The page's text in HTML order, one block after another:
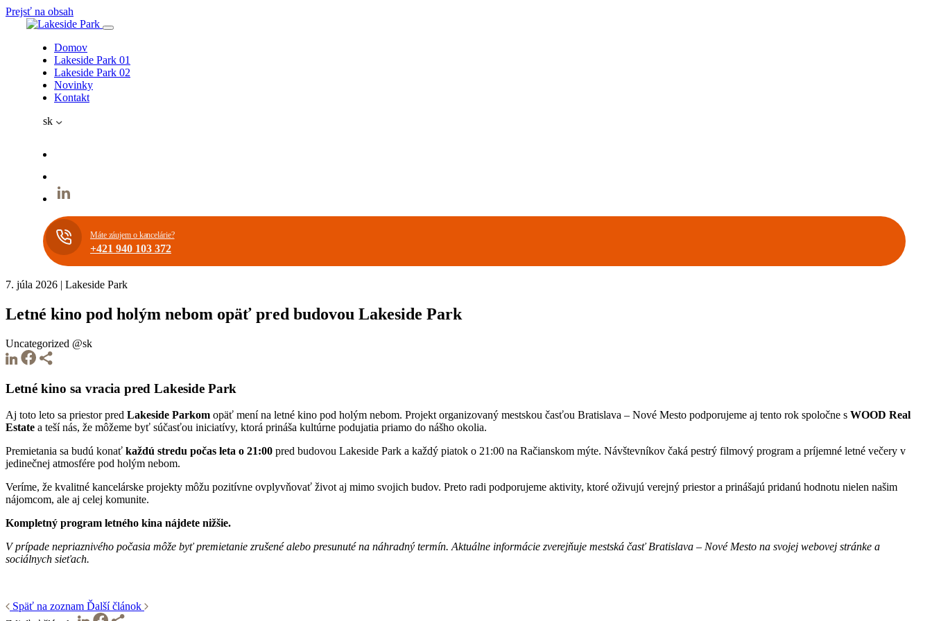
Prejsť na obsah
Domov
Lakeside Park 01
Lakeside Park 02
Novinky
Kontakt
sk
Máte záujem o kancelárie?
+421 940 103 372
7. júla 2026 | Lakeside Park
Letné kino pod holým nebom opäť pred budovou Lakeside Park
Uncategorized @sk
Letné kino sa vracia pred Lakeside Park
Aj toto leto sa priestor pred Lakeside Parkom opäť mení na letné kino pod holým nebom. Projekt organizovaný mestskou časťou Bratislava – Nové Mesto podporujeme aj tento rok spoločne s WOOD Real
Estate a teší nás, že môžeme byť súčasťou iniciatívy, ktorá prináša kultúrne podujatia priamo do nášho okolia.
Premietania sa budú konať každú stredu počas leta o 21:00 pred budovou Lakeside Park a každý piatok o 21:00 na Račianskom mýte. Návštevníkov čaká pestrý filmový program a príjemné letné večery v
jedinečnej atmosfére pod holým nebom.
Veríme, že kvalitné kancelárske projekty môžu pozitívne ovplyvňovať život aj mimo svojich budov. Preto radi podporujeme aktivity, ktoré oživujú verejný priestor a prinášajú pridanú hodnotu nielen našim
nájomcom, ale aj celej komunite.
Kompletný program letného kina nájdete nižšie.
V prípade nepriaznivého počasia môže byť premietanie zrušené alebo presunuté na náhradný termín. Aktuálne informácie zverejňuje mestská časť Bratislava – Nové Mesto na svojej webovej stránke a
sociálnych sieťach.
Späť na zoznam Ďalší článok